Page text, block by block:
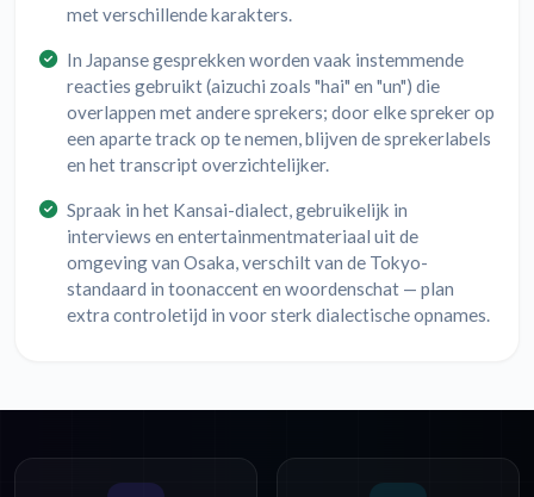
met verschillende karakters.
In Japanse gesprekken worden vaak instemmende
reacties gebruikt (aizuchi zoals "hai" en "un") die
overlappen met andere sprekers; door elke spreker op
een aparte track op te nemen, blijven de sprekerlabels
en het transcript overzichtelijker.
Spraak in het Kansai-dialect, gebruikelijk in
interviews en entertainmentmateriaal uit de
omgeving van Osaka, verschilt van de Tokyo-
standaard in toonaccent en woordenschat — plan
extra controletijd in voor sterk dialectische opnames.